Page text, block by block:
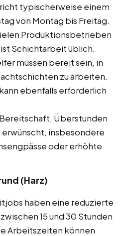
typischerweise einem
von Montag bis Freitag.
Produktionsbetrieben
ist Schichtarbeit üblich.
müssen bereit sein, in
zu arbeiten.
ebenfalls erforderlich
Überstunden
erwünscht, insbesondere
oder erhöhte
(Harz)
haben eine reduzierte
15 und 30 Stunden
Arbeitszeiten können